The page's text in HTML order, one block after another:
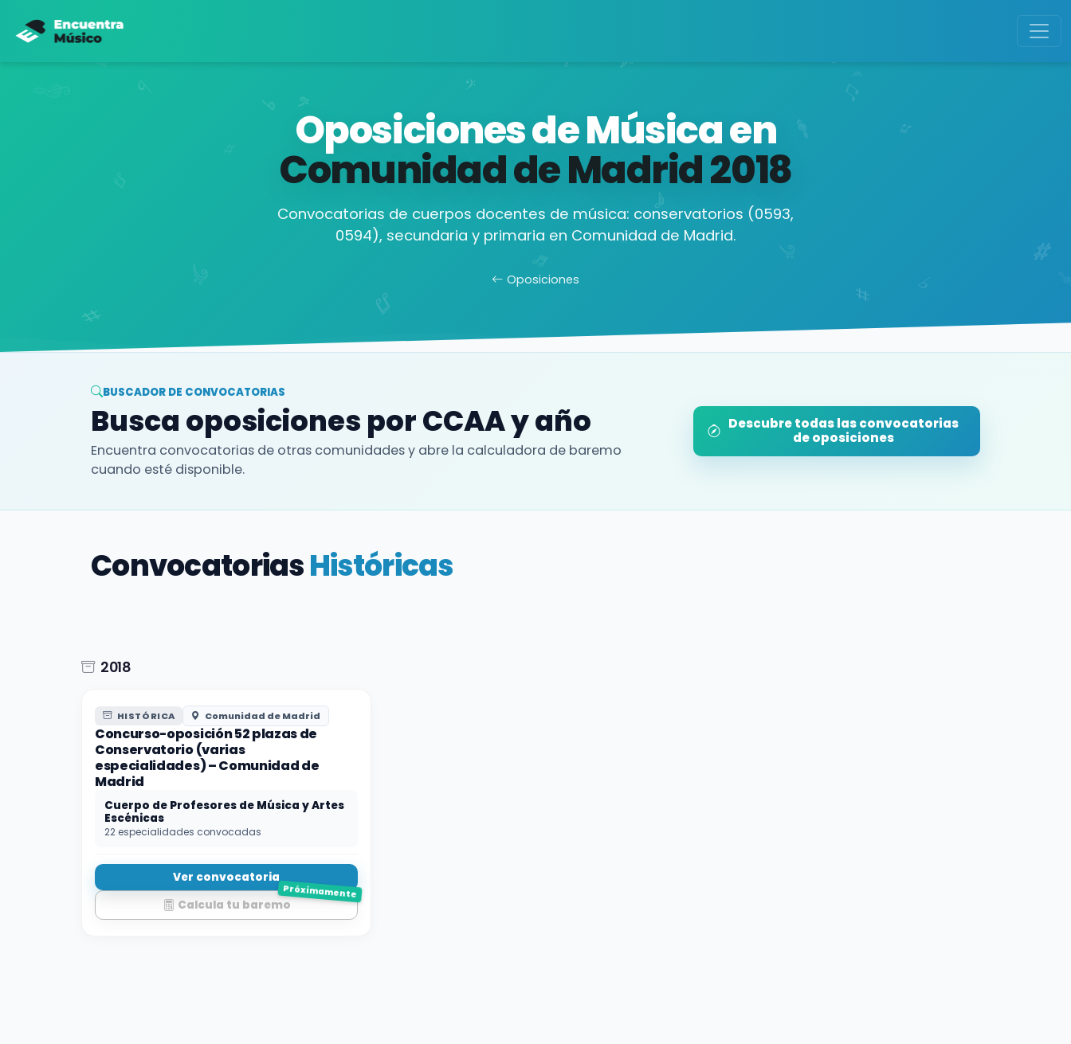
Oposiciones de Música en
Comunidad de Madrid2018
Convocatorias de cuerpos docentes de música: conservatorios (0593,
0594), secundaria y primaria en Comunidad de Madrid.
Oposiciones
BUSCADOR DE CONVOCATORIAS
Busca oposiciones por CCAA y año
Encuentra convocatorias de otras comunidades y abre la calculadora de baremo
cuando esté disponible.
Descubre todas las convocatorias
de oposiciones
ConvocatoriasHistóricas
2018
HISTÓRICA Comunidad de Madrid
Concurso-oposición 52 plazas de
Conservatorio (varias
especialidades) – Comunidad de
Madrid
Cuerpo de Profesores de Música y Artes
Escénicas
22 especialidades convocadas
Ver convocatoria
Calcula tu baremo
Próximamente